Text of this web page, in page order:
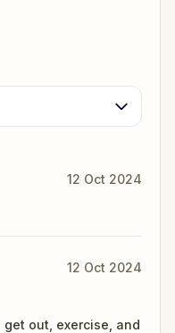
12 Oct 2024
12 Oct 2024
out, exercise, and